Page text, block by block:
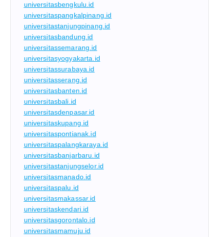
universitasbengkulu.id
universitaspangkalpinang.id
universitastanjungpinang.id
universitasbandung.id
universitassemarang.id
universitasyogyakarta.id
universitassurabaya.id
universitasserang.id
universitasbanten.id
universitasbali.id
universitasdenpasar.id
universitaskupang.id
universitaspontianak.id
universitaspalangkaraya.id
universitasbanjarbaru.id
universitastanjungselor.id
universitasmanado.id
universitaspalu.id
universitasmakassar.id
universitaskendari.id
universitasgorontalo.id
universitasmamuju.id